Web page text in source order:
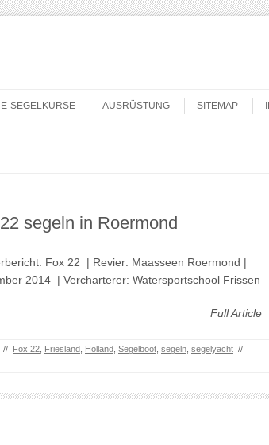
SEGELKURSE AUSRÜSTUNG SITEMAP
segeln in Roermond
Fox 22 | Revier: Maasseen Roermond |
2014 | Vercharterer: Watersportschool Frissen
Full Article
// Fox 22 Friesland Holland Segelboot segeln segelyacht //